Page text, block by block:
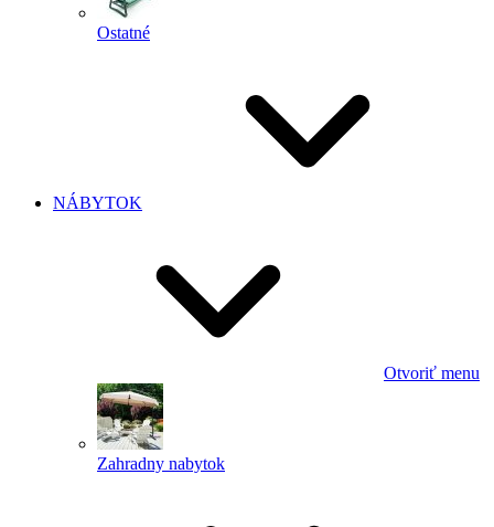
Ostatné
NÁBYTOK
Otvoriť menu
Zahradny nabytok